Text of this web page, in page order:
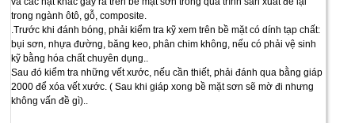
trong ngành ôtô, gỗ, composite.
.Trước khi đánh bóng, phải kiểm tra kỹ xem trên bề mặt có dính tạp chất:
bụi sơn, nhựa đường, băng keo, phân chim không, nếu có phải vệ sinh
kỹ bằng hóa chất chuyên dụng..
Sau đó kiểm tra những vết xước, nếu cần thiết, phải đánh qua bằng giáp
2000 để xóa vết xước. ( Sau khi giáp xong bề mặt sơn sẽ mờ đi nhưng
không vấn đề gì)..